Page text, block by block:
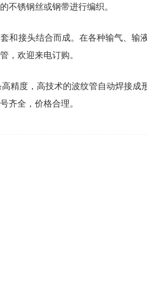
不锈钢丝或钢带进行编织。
和接头结合而成。在各种输气、
，欢迎来电订购。
精度，高技术的波纹管自动焊接
齐全，价格合理。